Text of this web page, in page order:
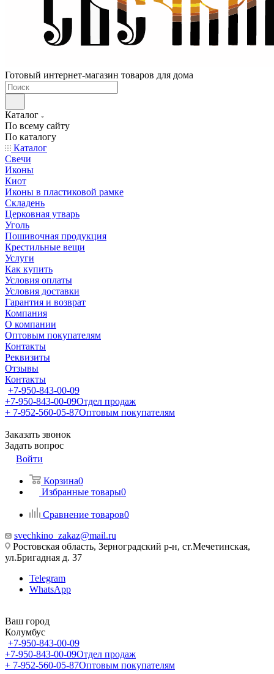
Готовый интернет-магазин товаров для дома
Каталог
По всему сайту
По каталогу
Каталог
Свечи
Иконы
Киот
Иконы в пластиковой рамке
Складень
Церковная утварь
Уголь
Пошивочная продукция
Крестильные вещи
Услуги
Как купить
Условия оплаты
Условия доставки
Гарантия и возврат
Компания
О компании
Оптовым покупателям
Контакты
Реквизиты
Отзывы
Контакты
+7-950-843-00-09
+7-950-843-00-09Отдел продаж
+ 7-952-560-05-87Оптовым покупателям
Заказать звонок
Задать вопрос
Войти
Корзина0
Избранные товары0
Сравнение товаров0
svechkino_zakaz@mail.ru
Ростовская область, Зерноградский р-н, ст.Мечетинская,
ул.Бригадная д. 37
Telegram
WhatsApp
Ваш город
Колумбус
+7-950-843-00-09
+7-950-843-00-09Отдел продаж
+ 7-952-560-05-87Оптовым покупателям